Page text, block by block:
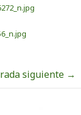
siguiente →